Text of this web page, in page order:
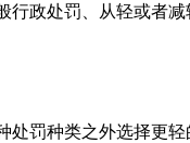
政处罚、从轻或者减
罚种类之外选择更